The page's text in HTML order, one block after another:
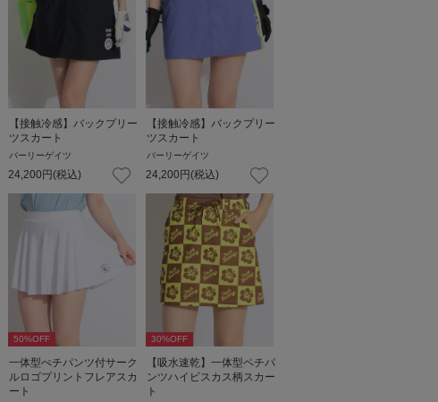
【接触冷感】バックプリー
ツスカート
パーリーゲイツ
24,200 円(税込)
【接触冷感】バックプリー
ツスカート
パーリーゲイツ
24,200 円(税込)
50%OFF
一体型ぺチパンツ付サーク
ルロゴプリントフレアスカ
ート
30%OFF
【吸水速乾】一体型ペチパ
ンツハイビスカス柄スカー
ト